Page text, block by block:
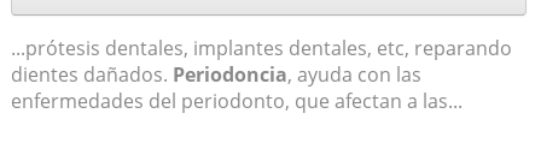
...prótesis dentales, implantes dentales, etc, reparando
dientes dañados. Periodoncia, ayuda con las
enfermedades del periodonto, que afectan a las...